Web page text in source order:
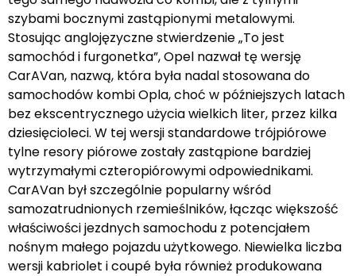
szybami bocznymi zastąpionymi metalowymi.
Stosując anglojęzyczne stwierdzenie „To jest
samochód i furgonetka”, Opel nazwał tę wersję
CarAVan, nazwą, która była nadal stosowana do
samochodów kombi Opla, choć w późniejszych latach
bez ekscentrycznego użycia wielkich liter, przez kilka
dziesięcioleci. W tej wersji standardowe trójpiórowe
tylne resory piórowe zostały zastąpione bardziej
wytrzymałymi czteropiórowymi odpowiednikami.
CarAVan był szczególnie popularny wśród
samozatrudnionych rzemieślników, łącząc większość
właściwości jezdnych samochodu z potencjałem
nośnym małego pojazdu użytkowego. Niewielka liczba
wersji kabriolet i coupé była również produkowana